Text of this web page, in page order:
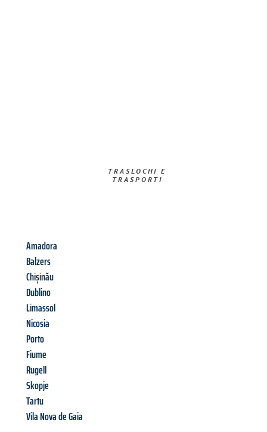
TRASLOCHI E
TRASPORTI​
Amadora
Balzers
Chișinău
Dublino
Limassol
Nicosia
Porto
Fiume
Rugell
Skopje
Tartu
Vila Nova de Gaia